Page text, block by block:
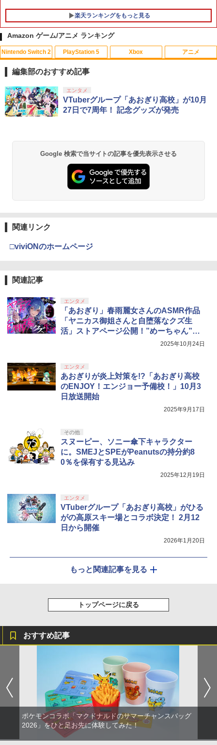
楽天ランキングをもっと見る
1
【特典】野生の島のロズ スペシャル・プ
ライス【Blu-ray】(パウ・パトロールお
風呂ポスター(A4サイズ)) [ クリス・サン
￥1,336
ー・ポーラーブルーレイ／海外アニメ・
￥1,771
￥2,838
4
lu-ray / 東宝 [Blu-ray]【ネコポス発送】
￥3,870
￥3,954
Amazon ゲーム/アニメ ランキング
Nintendo Switch 2
1
スプラトゥーン レイダース|オンライン
コード版
スプラトゥーン レイダース -Switch2
￥6,447
3
￥55,491
ンラインコード版
￥9,000
￥5,000
PlayStation 5
1
PlayStation 5 デジタル・エディション
日本語専用 Console Language: Japan
ese only (CFI-2200B01)
プロダクトコード 封入
3
トローラー ミッドナイト ブラック(CFI-
ZCT2J01)
￥10,737
トローラー(CFI-ZCT2J)
￥10,737
Xbox
1
【純正品】Xbox ワイヤレス コントロー
ラー + USB-C® ケーブル
【純正品】Xbox ワイヤレス コントロー
￥7,681
4
￥2,618
【国内正規品】Thrustmaster スラスト
s X|S 対応の高精度 H パターン シフター
￥14,141
アニメ
1
劇場版「鬼滅の刃」無限城編 第一章 猗
窩座再来 通常版 [Blu-ray]
劇場版「鬼滅の刃」無限城編 第一章 猗
窩座再来 通常版 [DVD]
￥3,523
3
ナル三方背収納ケース付きコレクション)
(オリジナル特典:オリジナル巾着＋メー
4
劇場版「鬼滅の刃」無限城編 第一章 猗
『映画 ラブライブ！蓮ノ空女学院スクー
ルアイドルクラブ Bloom Garden Part
￥8,589
編集部のおすすめ記事
エンタメ
VTuberグループ「あおぎり高校」が10月
27日で7周年！ 記念グッズが発売
Google 検索で当サイトの記事を優先表示させる
関連リンク
□viviONのホームページ
関連記事
エンタメ
「あおぎり」春雨麗女さんのASMR作品
「ヤニカス御姐さんと自堕落なクズ生
活」ストアページ公開！”めーちゃん”と
2025年10月24日
エンタメ
あおぎりが炎上対策を!?「あおぎり高校
のENJOY！エンジョー予備校！」10月3
日放送開始
2025年9月17日
その他
スヌーピー、ソニー傘下キャラクター
に。SMEJとSPEがPeanutsの持分約8
0％を保有する見込み
2025年12月19日
エンタメ
VTuberグループ「あおぎり高校」がひる
がの高原スキー場とコラボ決定！ 2月12
日から開催
2026年1月20日
もっと関連記事を見る
トップページに戻る
おすすめ記事
ポケモンコラボ「マクドナルドのサマーチャンスバッグ
2026」をひと足お先に体験してみた！